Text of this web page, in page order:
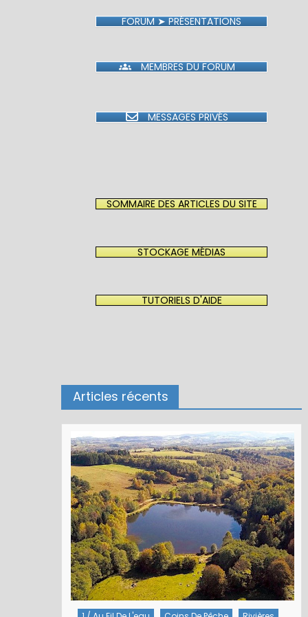
FORUM ➤ PRÉSENTATIONS
MEMBRES DU FORUM
MESSAGES PRIVÉS
SOMMAIRE DES ARTICLES DU SITE
STOCKAGE MÉDIAS
TUTORIELS D'AIDE
Articles récents